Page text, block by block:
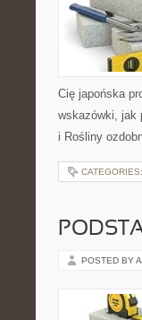
Cię japońska
wskazówki, jak
i Rośliny
CATEGORIES:
POSTED BY